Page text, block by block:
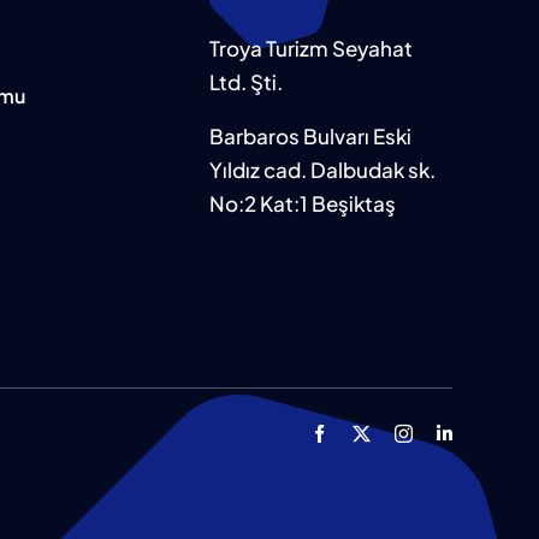
Troya Turizm Seyahat
Ltd. Şti.
Barbaros Bulvarı Eski
Yıldız cad. Dalbudak sk.
No:2 Kat:1 Beşiktaş